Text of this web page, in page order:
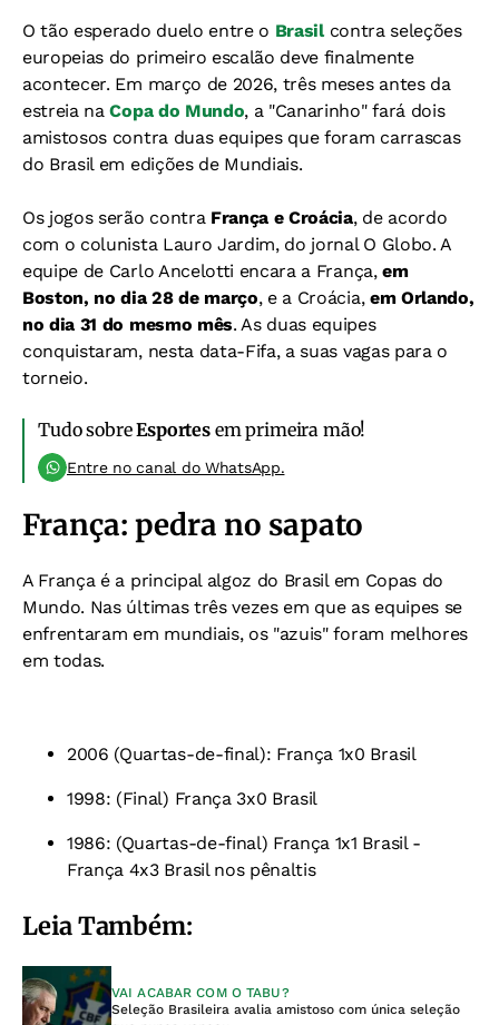
O tão esperado duelo entre o Brasilcontra seleções
europeias do primeiro escalão deve finalmente
acontecer. Em março de 2026, três meses antes da
estreia naCopa do Mundo, a "Canarinho" fará dois
amistosos contra duas equipes que foram carrascas
do Brasil em edições de Mundiais.
Os jogos serão contra França e Croácia, de acordo
com o colunista Lauro Jardim, do jornal O Globo. A
equipe de Carlo Ancelotti encara a França,em
Boston, no dia 28 de março, e a Croácia, em Orlando,
no dia 31 do mesmo mês. As duas equipes
conquistaram, nesta data-Fifa, a suas vagas para o
torneio.
Tudo sobreEsportesem primeira mão!
Entre no canal do WhatsApp.
França: pedra no sapato
A França é a principal algoz do Brasil em Copas do
Mundo. Nas últimas três vezes em que as equipes se
enfrentaram em mundiais, os "azuis" foram melhores
em todas.
2006 (Quartas-de-final): França 1x0 Brasil
1998: (Final) França 3x0 Brasil
1986: (Quartas-de-final) França 1x1 Brasil -
França 4x3 Brasil nos pênaltis
Leia Também:
VAI ACABAR COM O TABU?
Seleção Brasileira avalia amistoso com única seleção